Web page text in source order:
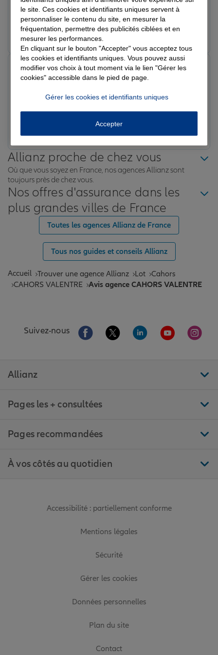
Le 28/04/2026 - Agence CAHORS VALENTRE
Prendre un RDV Voir l'agence
Note de 5 sur 5
Le 09/02/2026 - Agence CAHORS VALENTRE
Merci beaucoup madame ,j'ai bien apprécié votre
Philippe P.
Prendre un RDV
Allianz proche de chez vous
Où que vous soyez en France, nos agences Allianz sont
toujours près de chez vous.
Nos offres d'assurance dans les
plus grandes villes de France
Toutes les agences Allianz de France
Tous nos guides et conseils Allianz
Accueil Trouver une agence Allianz Lot Cahors
CAHORS VALENTRE
Avis agence CAHORS VALENTRE
Suivez-nous Aller sur la page Facebook de Allianz
Aller sur la page Twitter de
Aller sur la page
Aller sur la
Aller
Allianz
Pages les + consultées
Pages recommandées
À vos côtés au quotidien
Accessibilité : partiellement conforme
Mentions légales
Sécurité
Gérer les cookies
Données personnelles
Plan du site
Contact
le site. Ces cookies et identifiants uniques servent à
personnaliser le contenu du site, en mesurer la
fréquentation, permettre des publicités ciblées et en
mesurer les performances.
En cliquant sur le bouton "Accepter" vous acceptez tous
les cookies et identifiants uniques. Vous pouvez aussi
modifier vos choix à tout moment via le lien "Gérer les
cookies" accessible dans le pied de page.
Gérer les cookies et identifiants uniques
Accepter